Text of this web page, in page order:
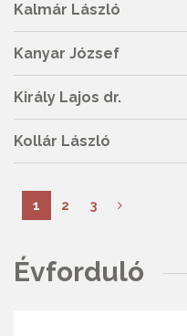
Kalmár László
Kanyar József
Király Lajos dr.
Kollár László
1 2 3
Évforduló